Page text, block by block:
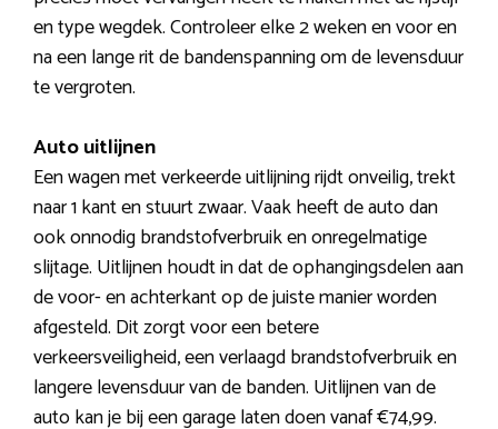
en type wegdek. Controleer elke 2 weken en voor en
na een lange rit de bandenspanning om de levensduur
te vergroten.
Auto uitlijnen
Een wagen met verkeerde uitlijning rijdt onveilig, trekt
naar 1 kant en stuurt zwaar. Vaak heeft de auto dan
ook onnodig brandstofverbruik en onregelmatige
slijtage. Uitlijnen houdt in dat de ophangingsdelen aan
de voor- en achterkant op de juiste manier worden
afgesteld. Dit zorgt voor een betere
verkeersveiligheid, een verlaagd brandstofverbruik en
langere levensduur van de banden. Uitlijnen van de
auto kan je bij een garage laten doen vanaf €74,99.